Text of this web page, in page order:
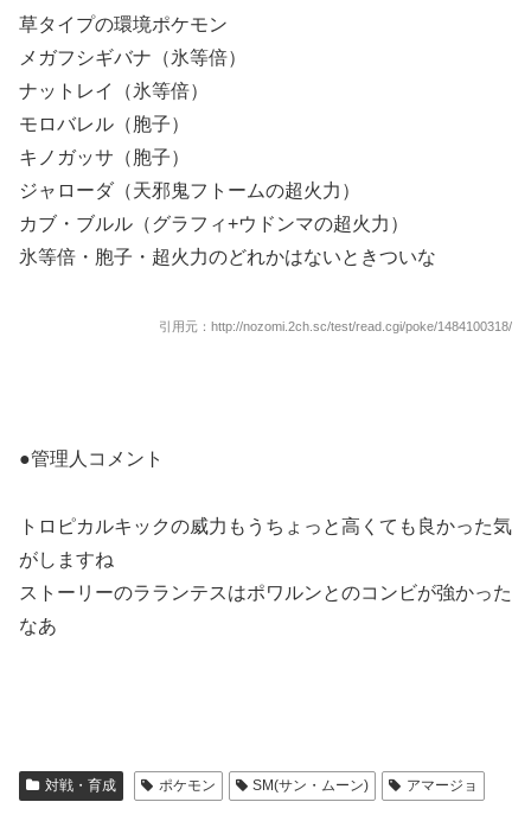
草タイプの環境ポケモン
メガフシギバナ（氷等倍）
ナットレイ（氷等倍）
モロバレル（胞子）
キノガッサ（胞子）
ジャローダ（天邪鬼フトームの超火力）
カブ・ブルル（グラフィ+ウドンマの超火力）
氷等倍・胞子・超火力のどれかはないときついな
引用元：http://nozomi.2ch.sc/test/read.cgi/poke/1484100318/
●管理人コメント
トロピカルキックの威力もうちょっと高くても良かった気
がしますね
ストーリーのラランテスはポワルンとのコンビが強かった
なあ
対戦・育成 ポケモン SM(サン・ムーン) アマージョ